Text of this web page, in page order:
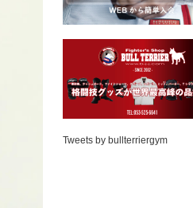
Tweets by bullterriergym